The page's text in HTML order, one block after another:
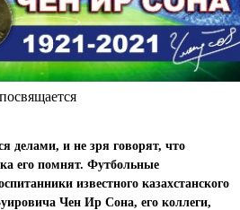
делами, и не зря говорят, что
его помнят. Футбольные
известного казахстанского
Чен Ир Сона, его коллеги,